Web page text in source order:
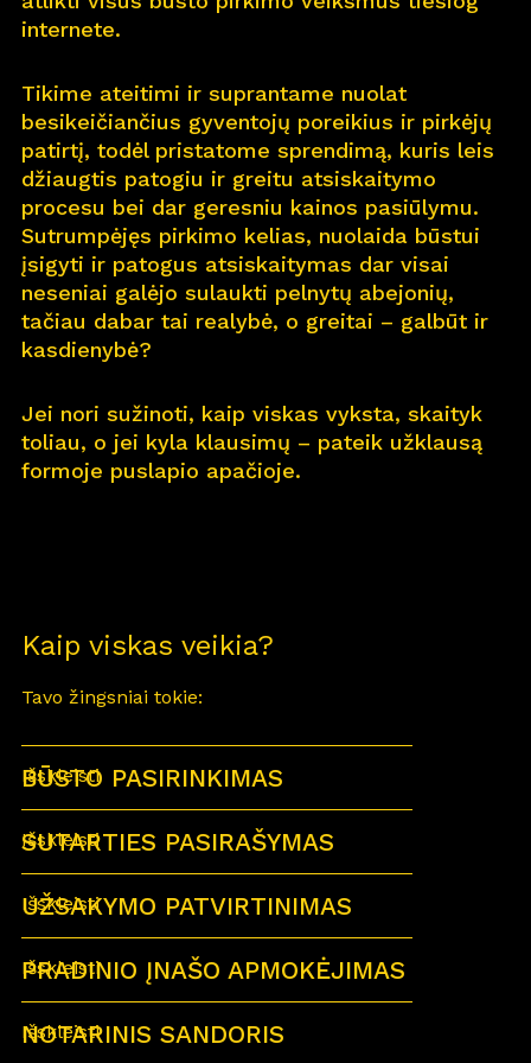
Apiemus
Karjera 11
Naujienos
Nauj ų namų kortelė
Kontaktai
internete.
Tikime ateitimi ir suprantame nuolat
besikeičiančius gyventojų poreikius ir pirkėjų
patirtį, todėl pristatome sprendimą, kuris leis
džiaugtis patogiu ir greitu atsiskaitymo
procesu bei dar geresniu kainos pasiūlymu.
Sutrumpėjęs pirkimo kelias, nuolaida būstui
įsigyti ir patogus atsiskaitymas dar visai
neseniai galėjo sulaukti pelnytų abejonių,
tačiau dabar tai realybė, o greitai – galbūt ir
kasdienybė?
Jei nori sužinoti, kaip viskas vyksta, skaityk
toliau, o jei kyla klausimų – pateik užklausą
formoje puslapio apačioje.
Kaip viskas veikia?
Tavo žingsniai tokie:
Išskleisti
BŪSTO PASIRINKIMAS
Išskleisti
SUTARTIES PASIRAŠYMAS
Išskleisti
UŽSAKYMO PATVIRTINIMAS
Išskleisti
PRADINIO ĮNAŠO APMOKĖJIMAS
Išskleisti
NOTARINIS SANDORIS